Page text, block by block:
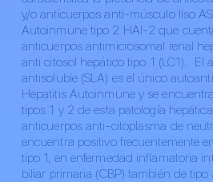
y/o anticuerpos anti-músculo liso
Autoinmune tipo 2 HAI-2 que
anticuerpos antimicrosomal renal
anti citosol hepático tipo 1 (LC1). El
antisoluble (SLA) es el único
Hepatitis Autoinmune y se
tipos 1 y 2 de esta patología
anticuerpos anti-citoplasma de
encuentra positivo frecuentemente
tipo 1, en enfermedad inflamatoria
biliar primaria (CBP) también de